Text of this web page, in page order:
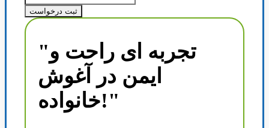
ثبت درخواست
"تجربه ای راحت و
ایمن در آغوش
خانواده!"